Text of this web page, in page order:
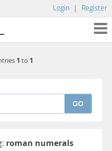
Login | Register
1 to 1
GO
roman numerals